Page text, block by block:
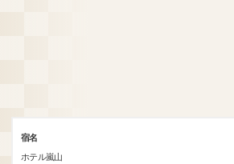
宿名
ホテル嵐山